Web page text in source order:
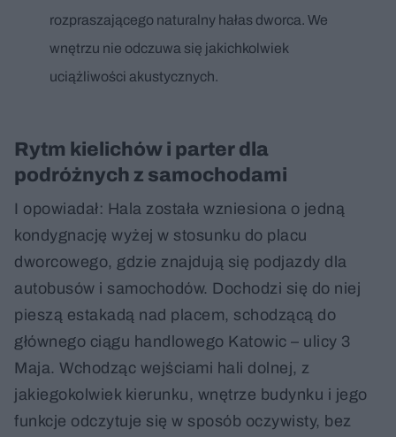
rozpraszającego naturalny hałas dworca. We
wnętrzu nie odczuwa się jakichkolwiek
uciążliwości akustycznych.
Rytm kielichów i parter dla
podróżnych z samochodami
I opowiadał: Hala została wzniesiona o jedną
kondygnację wyżej w stosunku do placu
dworcowego, gdzie znajdują się podjazdy dla
autobusów i samochodów. Dochodzi się do niej
pieszą estakadą nad placem, schodzącą do
głównego ciągu handlowego Katowic – ulicy 3
Maja. Wchodząc wejściami hali dolnej, z
jakiegokolwiek kierunku, wnętrze budynku i jego
funkcje odczytuje się w sposób oczywisty, bez